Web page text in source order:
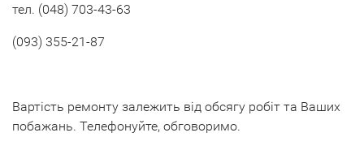
тел. (048) 703-43-63
(093) 355-21-87
Вартість ремонту залежить від обсягу робіт та Ваших
побажань. Телефонуйте, обговоримо.